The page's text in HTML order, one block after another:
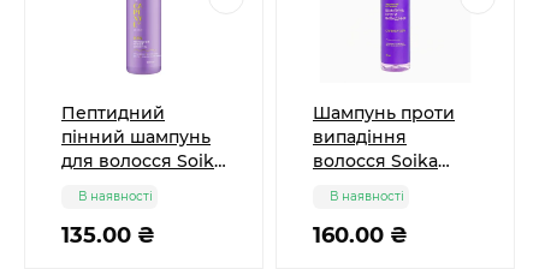
Пептидний
пінний шампунь
для волосся Soika
В наявності
135.00 ₴
Шампунь проти
випадіння
волосся Soika
зміцнюючий, 250
В наявності
160.00 ₴